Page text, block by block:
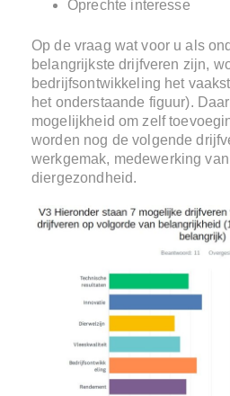
Oprechte interesse
Op de vraag wat voor u als
belangrijkste drijfveren zijn,
bedrijfsontwikkeling het
het onderstaande figuur).
mogelijkheid om zelf
worden nog de volgende
werkgemak, medewerking
diergezondheid.